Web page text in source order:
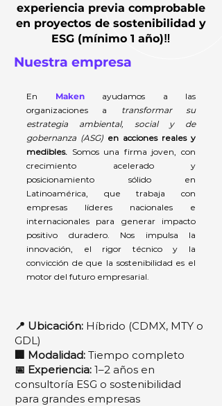
experiencia previa comprobable
en proyectos de sostenibilidad y
ESG (mínimo 1 año)‼️
Nuestra empresa
En Maken
ayudamos a las
organizaciones a transformar su
estrategia ambiental,
social y de
gobernanza (ASG) en acciones reales y
medibles. Somos una firma joven, con
crecimiento acelerado y
posicionamiento sólido en
Latinoamérica, que trabaja con
empresas líderes nacionales e
internacionales para generar impacto
positivo duradero. Nos impulsa la
innovación, el rigor técnico y la
convicción de que la sostenibilidad es el
motor del futuro empresarial.
📍 Ubicación: Híbrido (CDMX, MTY o
GDL)
🏢 Modalidad: Tiempo completo
📅 Experiencia: 1–2 años en
consultoría ESG o sostenibilidad
para grandes empresas